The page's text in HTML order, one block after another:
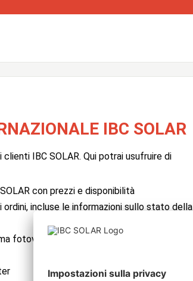
IBC SOLAR
IBC SOLAR. Qui potrai usufruire di
con prezzi e disponibilità
incluse le informazioni sullo stato della
fotovoltaico con il software PV Manager di